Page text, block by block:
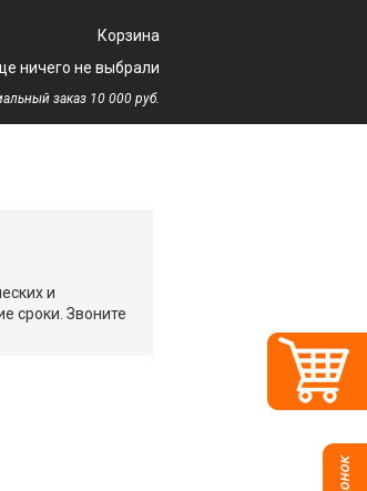
Корзина
ничего не выбрали
заказ 10 000 руб.
и
сроки. Звоните